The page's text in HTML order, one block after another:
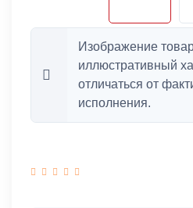
Изображение
иллюстративный
отличаться от
исполнения.